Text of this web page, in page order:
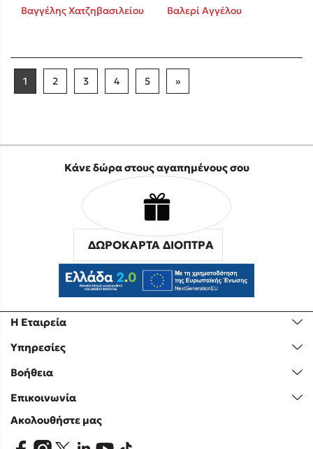
Βαγγέλης Χατζηβασιλείου Βαλερί Αγγέλου
1 2 3 4 5 »
Η Εταιρεία
Υπηρεσίες
Βοήθεια
Επικοινωνία
Κάνε δώρα στους αγαπημένους σου
ΔΩΡΟΚΑΡΤΑ ΔΙΟΠΤΡΑ
Ακολουθήστε μας